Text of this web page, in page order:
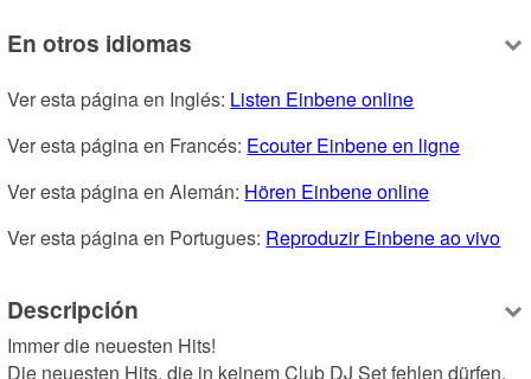
En otros idiomas
Ver esta página en Inglés: Listen Einbene online
Ver esta página en Francés: Ecouter Einbene en ligne
Ver esta página en Alemán: Hören Einbene online
Ver esta página en Portugues: Reproduzir Einbene ao vivo
Descripción
Immer die neuesten Hits!
Die neuesten Hits, die in keinem Club DJ Set fehlen dürfen,